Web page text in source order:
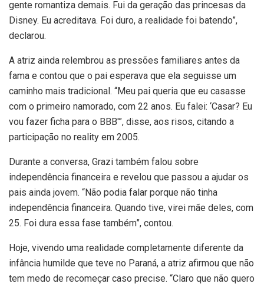
gente romantiza demais. Fui da geração das princesas da
Disney. Eu acreditava. Foi duro, a realidade foi batendo”,
declarou.
A atriz ainda relembrou as pressões familiares antes da
fama e contou que o pai esperava que ela seguisse um
caminho mais tradicional. “Meu pai queria que eu casasse
com o primeiro namorado, com 22 anos. Eu falei: ‘Casar? Eu
vou fazer ficha para o BBB'”, disse, aos risos, citando a
participação no reality em 2005.
Durante a conversa, Grazi também falou sobre
independência financeira e revelou que passou a ajudar os
pais ainda jovem. “Não podia falar porque não tinha
independência financeira. Quando tive, virei mãe deles, com
25. Foi dura essa fase também”, contou.
Hoje, vivendo uma realidade completamente diferente da
infância humilde que teve no Paraná, a atriz afirmou que não
tem medo de recomeçar caso precise. “Claro que não quero